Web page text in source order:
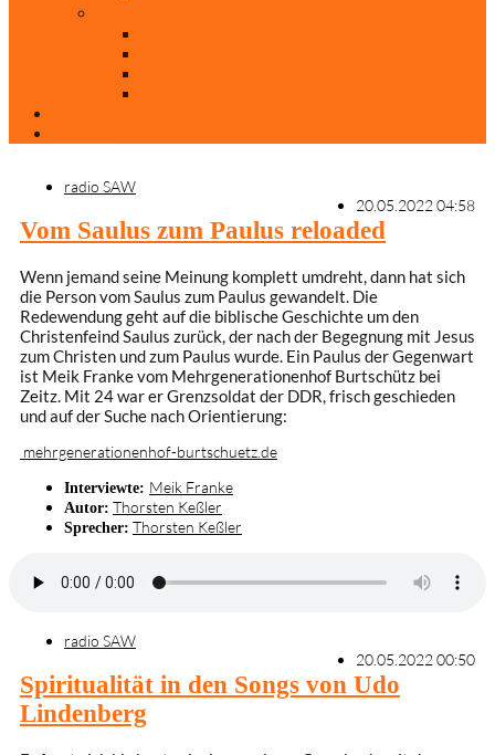
radio SAW
20.05.2022 04:58
Vom Saulus zum Paulus reloaded
Wenn jemand seine Meinung komplett umdreht, dann hat sich
die Person vom Saulus zum Paulus gewandelt. Die
Redewendung geht auf die biblische Geschichte um den
Christenfeind Saulus zurück, der nach der Begegnung mit Jesus
zum Christen und zum Paulus wurde. Ein Paulus der Gegenwart
ist Meik Franke vom Mehrgenerationenhof Burtschütz bei
Zeitz. Mit 24 war er Grenzsoldat der DDR, frisch geschieden
und auf der Suche nach Orientierung:
mehrgenerationenhof-burtschuetz.de
Interviewte: Meik Franke
Autor: Thorsten Keßler
Sprecher: Thorsten Keßler
radio SAW
20.05.2022 00:50
Spiritualität in den Songs von Udo
Lindenberg